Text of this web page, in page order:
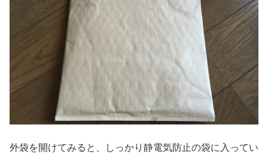
外袋を開けてみると、しっかり静電気防止の袋に入ってい